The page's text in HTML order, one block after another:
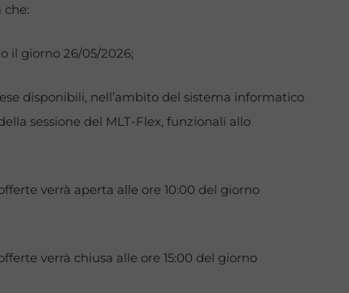
che:
il giorno 26/05/2026;
disponibili, nell’ambito del sistema informatico
sessione del MLT-Flex, funzionali allo
verrà aperta alle ore 10:00 del giorno
verrà chiusa alle ore 15:00 del giorno